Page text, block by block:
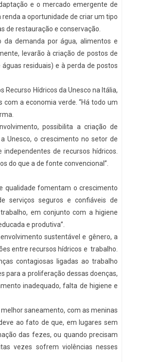
e o mercado emergente de
a oportunidade de criar um tipo
de restauração e conservação.
da demanda por água, alimentos e
levarão à criação de postos de
residuais) e à perda de postos
Recurso Hídricos da Unesco na Itália,
a economia verde. “Há todo um
possibilita a criação de
Unesco, o crescimento no setor de
de recursos hídricos.
do que a de fonte convencional”.
qualidade fomentam o crescimento
serviços seguros e confiáveis de
em conjunto com a higiene
e produtiva”.
sustentável e gênero, a
entre recursos hídricos e trabalho.
contagiosas ligadas ao trabalho
para a proliferação dessas doenças,
inadequado, falta de higiene e
saneamento, com as meninas
ao fato de que, em lugares sem
das fezes, ou quando precisam
vezes sofrem violências nesses